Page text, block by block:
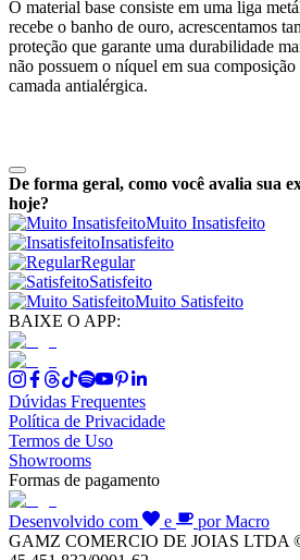
O material base consiste em uma liga
recebe o banho de ouro, acrescentamos
proteção que garante uma durabilidade
não possuem o níquel em sua
camada antialérgica.
De forma geral, como você avalia sua
hoje?
Muito Insatisfeito
Insatisfeito
Regular
Satisfeito
Muito Satisfeito
BAIXE O APP:
Dúvidas Frequentes
Política de Privacidade
Termos de Uso
Showrooms
Formas de pagamento
Desenvolvido com e
por Macro
GAMZ COMERCIO DE JOIAS LTDA